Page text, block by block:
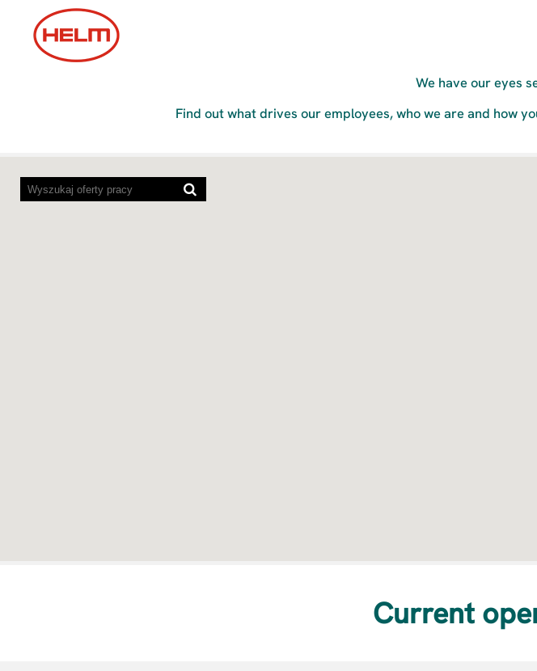
Oferty
pracy
We have our eyes
Find out what drives our employees, who we are and how
mapa
Current